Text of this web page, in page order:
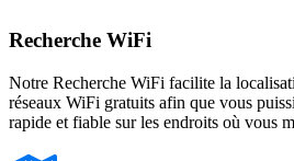
Recherche WiFi
Notre Recherche WiFi facilite la
réseaux WiFi gratuits afin que vous
rapide et fiable sur les endroits où vous